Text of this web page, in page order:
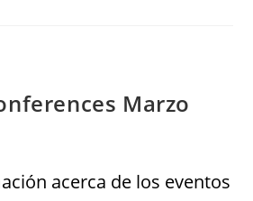
Marzo
acerca de los eventos